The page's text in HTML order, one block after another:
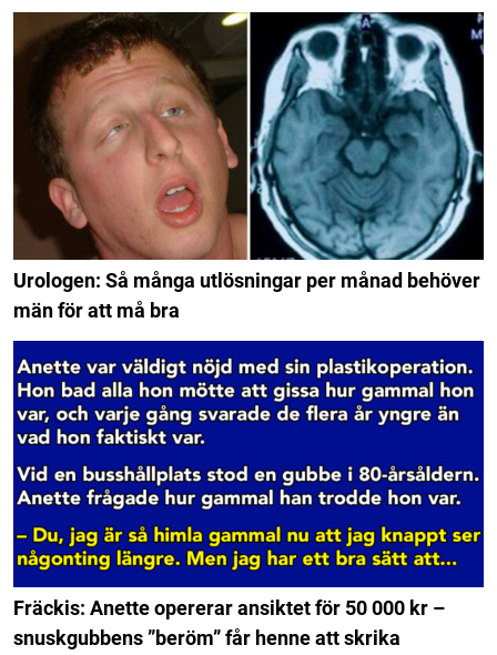
Urologen: Så många utlösningar per månad behöver
män för att må bra
Fräckis: Anette opererar ansiktet för 50 000 kr –
snuskgubbens ”beröm” får henne att skrika